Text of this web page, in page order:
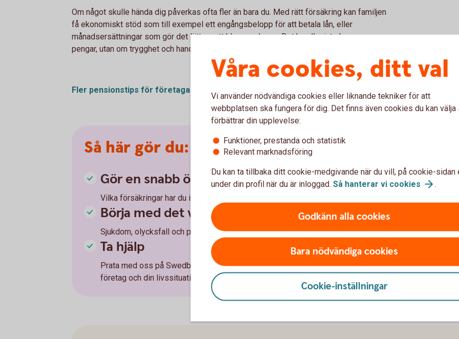
Om något skulle hända dig påverkas ofta fler än bara du. Med rätt försäkring kan familjen
få ekonomiskt stöd som till exempel ett engångsbelopp för att betala lån, eller
månadsersättningar som gör det lättare att klara vardagen. Det handlar inte bara om
pengar, utan om trygghet och handlingsfrihet för dem du bryr dig om.
Fler pensionstips för företagare
Så här gör du:
Gör en snabb översyn
Vilka försäkringar har du idag – och vilka saknas?
Börja med det viktigaste
Sjukdom, olycksfall och pension är en bra grund.
Ta hjälp
Prata med oss på Swedbank – vi hjälper dig att hitta ett upplägg som passar just ditt
företag och din livssituation.
Våra cookies, ditt val
Vi använder nödvändiga cookies eller liknande tekniker för att
webbplatsen ska fungera för dig. Det finns även cookies du kan välja
förbättrar din upplevelse:
Funktioner, prestanda och statistik
Relevant marknadsföring
Du kan ta tillbaka ditt cookie-medgivande när du vill, på cookie-sidan
under din profil när du är inloggad. Så hanterar vi cookies .
Godkänn alla cookies
Bara nödvändiga cookies
Cookie-inställningar